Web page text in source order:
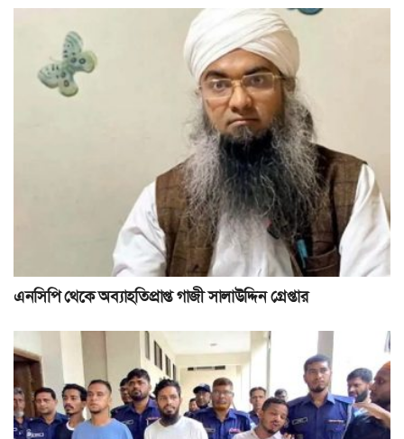
এনসিপি থেকে অব্যাহতিপ্রাপ্ত গাজী সালাউদ্দিন গ্রেপ্তার